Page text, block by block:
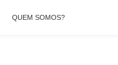
QUEM SOMOS?